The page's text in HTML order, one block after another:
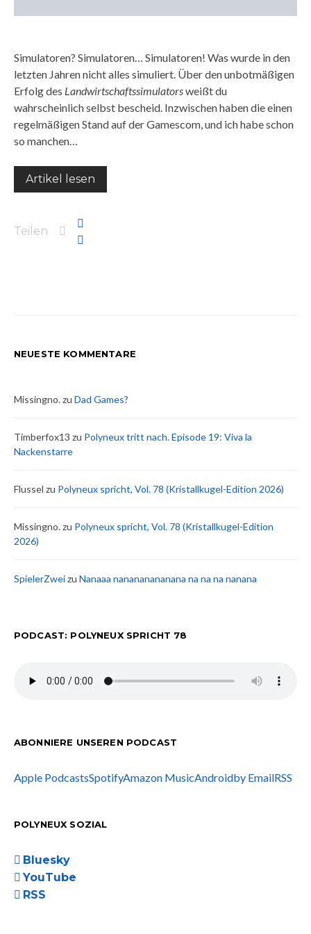
Simulatoren? Simulatoren… Simulatoren! Was wurde in den
letzten Jahren nicht alles simuliert. Über den unbotmäßigen
Erfolg des Landwirtschaftssimulatorsweißt du
wahrscheinlich selbst bescheid. Inzwischen haben die einen
regelmäßigen Stand auf der Gamescom, und ich habe schon
so manchen…
Artikel lesen
Teilen
NEUESTE KOMMENTARE
Missingno.zu Dad Games?
Timberfox13 zu Polyneux tritt nach. Episode 19: Viva la
Nackenstarre
Flussel zu Polyneux spricht, Vol. 78 (Kristallkugel-Edition 2026)
Missingno.zu Polyneux spricht, Vol. 78 (Kristallkugel-Edition
2026)
SpielerZweizu Nanaaa nanananananana na na na nanana
PODCAST: POLYNEUX SPRICHT 78
ABONNIERE UNSEREN PODCAST
Apple PodcastsSpotifyAmazon MusicAndroidby EmailRSS
POLYNEUX SOZIAL
Bluesky
YouTube
RSS